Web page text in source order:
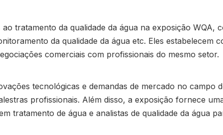
tratamento da qualidade da água na exposição WQA,
da qualidade da água etc. Eles estabelecem
comerciais com profissionais do mesmo setor.
tecnológicas e demandas de mercado no campo
profissionais. Além disso, a exposição fornece
tratamento de água e analistas de qualidade da água